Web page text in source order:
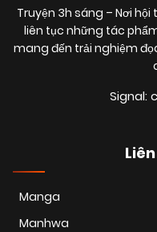
Truyện 3h sáng – Nơi
liên tục những tác
mang đến trải nghiệm
Signal:
Manga
Manhwa